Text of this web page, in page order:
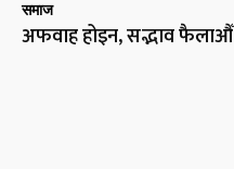
समाज
अफवाह होइन, सद्भाव फैलाऔँ